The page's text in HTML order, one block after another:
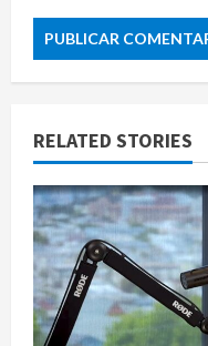
RELATED STORIES